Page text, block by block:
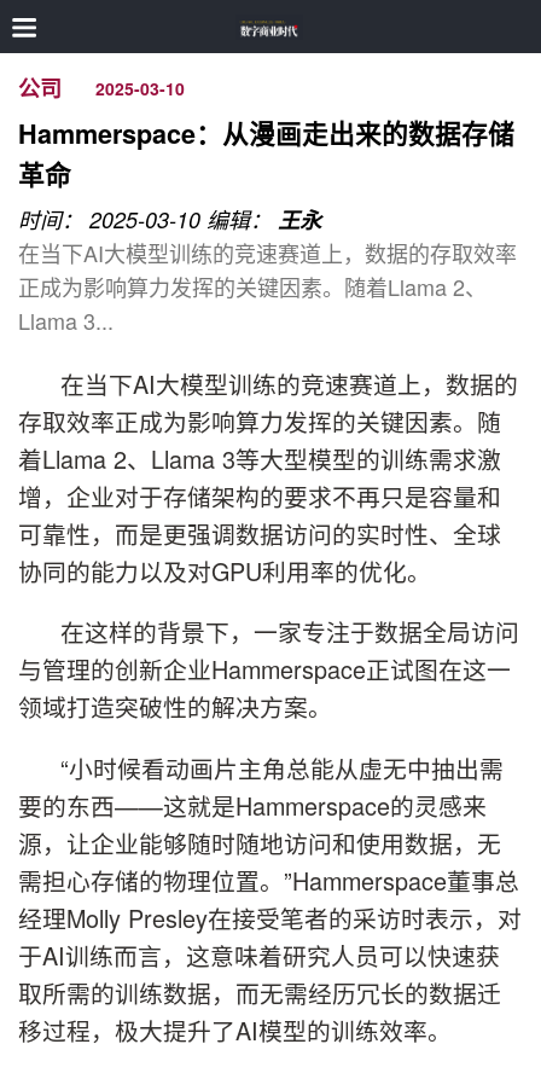
公司 2025-03-10
Hammerspace：从漫画走出来的数据存储
革命
时间： 2025-03-10 编辑： 王永
在当下AI大模型训练的竞速赛道上，数据的存取效率
正成为影响算力发挥的关键因素。随着Llama 2、
Llama 3...
在当下AI大模型训练的竞速赛道上，数据的
存取效率正成为影响算力发挥的关键因素。随
着Llama 2、Llama 3等大型模型的训练需求激
增，企业对于存储架构的要求不再只是容量和
可靠性，而是更强调数据访问的实时性、全球
协同的能力以及对GPU利用率的优化。
在这样的背景下，一家专注于数据全局访问
与管理的创新企业Hammerspace正试图在这一
领域打造突破性的解决方案。
“小时候看动画片主角总能从虚无中抽出需
要的东西——这就是Hammerspace的灵感来
源，让企业能够随时随地访问和使用数据，无
需担心存储的物理位置。”Hammerspace董事总
经理Molly Presley在接受笔者的采访时表示，对
于AI训练而言，这意味着研究人员可以快速获
取所需的训练数据，而无需经历冗长的数据迁
移过程，极大提升了AI模型的训练效率。